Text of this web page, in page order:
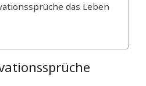
das Leben